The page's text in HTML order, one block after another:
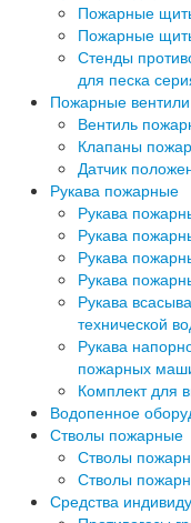
Пожарные
Пожарные
Стенды
для песка
Пожарные
Вентиль
Клапаны
Датчик
Рукава пожарные
Рукава
Рукава
Рукава
Рукава
Рукава
технической
Рукава
пожарных
Комплект для
Водопенное
Стволы пожарные
Стволы
Стволы
Средства